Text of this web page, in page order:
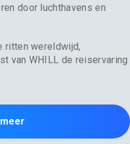
door luchthavens en
ritten wereldwijd,
van WHILL de reiservaring